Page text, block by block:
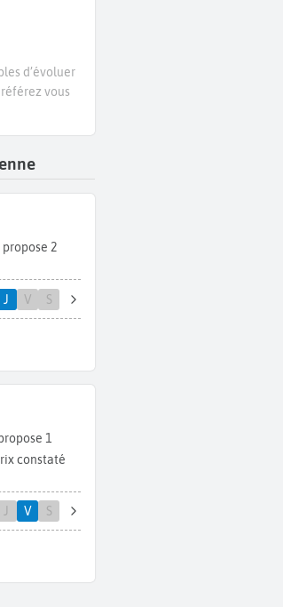
d’évoluer
vous
2
J V S
1
constaté
V S